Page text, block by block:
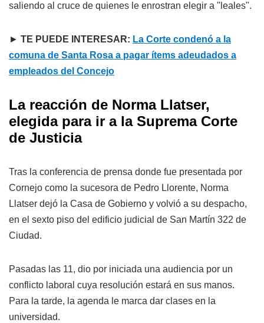
saliendo al cruce de quienes le enrostran elegir a "leales".
► TE PUEDE INTERESAR: La Corte condenó a la
comuna de Santa Rosa a pagar ítems adeudados a
empleados del Concejo
La reacción de Norma Llatser,
elegida para ir a la Suprema Corte
de Justicia
Tras la conferencia de prensa donde fue presentada por
Cornejo como la sucesora de Pedro Llorente, Norma
Llatser dejó la Casa de Gobierno y volvió a su despacho,
en el sexto piso del edificio judicial de San Martín 322 de
Ciudad.
Pasadas las 11, dio por iniciada una audiencia por un
conflicto laboral cuya resolución estará en sus manos.
Para la tarde, la agenda le marca dar clases en la
universidad.